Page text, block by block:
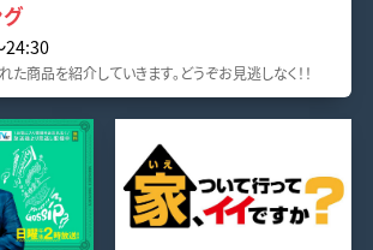
24:30
商品を紹介していきます。どうぞお見逃しなく！！